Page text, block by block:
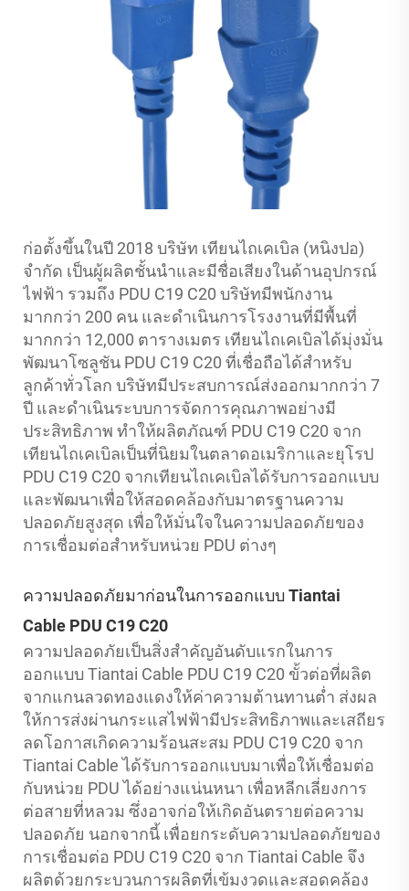
ก่อตั้งขึ้นในปี 2018 บริษัท เทียนไถเคเบิล (หนิงปอ)
จำกัด เป็นผู้ผลิตชั้นนำและมีชื่อเสียงในด้านอุปกรณ์
ไฟฟ้า รวมถึง PDU C19 C20 บริษัทมีพนักงาน
มากกว่า 200 คน และดำเนินการโรงงานที่มีพื้นที่
มากกว่า 12,000 ตารางเมตร เทียนไถเคเบิลได้มุ่งมั่น
พัฒนาโซลูชัน PDU C19 C20 ที่เชื่อถือได้สำหรับ
ลูกค้าทั่วโลก บริษัทมีประสบการณ์ส่งออกมากกว่า 7
ปี และดำเนินระบบการจัดการคุณภาพอย่างมี
ประสิทธิภาพ ทำให้ผลิตภัณฑ์ PDU C19 C20 จาก
เทียนไถเคเบิลเป็นที่นิยมในตลาดอเมริกาและยุโรป
PDU C19 C20 จากเทียนไถเคเบิลได้รับการออกแบบ
และพัฒนาเพื่อให้สอดคล้องกับมาตรฐานความ
ปลอดภัยสูงสุด เพื่อให้มั่นใจในความปลอดภัยของ
การเชื่อมต่อสำหรับหน่วย PDU ต่างๆ
ความปลอดภัยมาก่อนในการออกแบบ Tiantai
Cable PDU C19 C20
ความปลอดภัยเป็นสิ่งสำคัญอันดับแรกในการ
ออกแบบ Tiantai Cable PDU C19 C20 ขั้วต่อที่ผลิต
จากแกนลวดทองแดงให้ค่าความต้านทานต่ำ ส่งผล
ให้การส่งผ่านกระแสไฟฟ้ามีประสิทธิภาพและเสถียร
ลดโอกาสเกิดความร้อนสะสม PDU C19 C20 จาก
Tiantai Cable ได้รับการออกแบบมาเพื่อให้เชื่อมต่อ
กับหน่วย PDU ได้อย่างแน่นหนา เพื่อหลีกเลี่ยงการ
ต่อสายที่หลวม ซึ่งอาจก่อให้เกิดอันตรายต่อความ
ปลอดภัย นอกจากนี้ เพื่อยกระดับความปลอดภัยของ
การเชื่อมต่อ PDU C19 C20 จาก Tiantai Cable จึง
ผลิตด้วยกระบวนการผลิตที่เข้มงวดและสอดคล้อง